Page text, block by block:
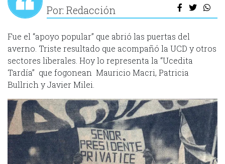
Por: Redacción
Fue el “apoyo popular” que abrió las puertas del
averno. Triste resultado que acompañó la UCD y otros
sectores liberales. Hoy lo representa la “Ucedita
Tardía” que fogonean Mauricio Macri, Patricia
Bullrich y Javier Milei.